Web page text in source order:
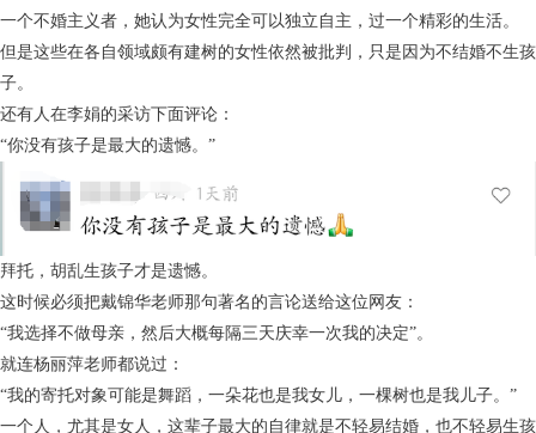
一个不婚主义者，她认为女性完全可以独立自主，过一个精彩的生活。
但是这些在各自领域颇有建树的女性依然被批判，只是因为不结婚不生孩
子。
还有人在李娟的采访下面评论：
“你没有孩子是最大的遗憾。”
拜托，胡乱生孩子才是遗憾。
这时候必须把戴锦华老师那句著名的言论送给这位网友：
“我选择不做母亲，然后大概每隔三天庆幸一次我的决定”。
就连杨丽萍老师都说过：
“我的寄托对象可能是舞蹈，一朵花也是我女儿，一棵树也是我儿子。”
一个人，尤其是女人，这辈子最大的自律就是不轻易结婚，也不轻易生孩